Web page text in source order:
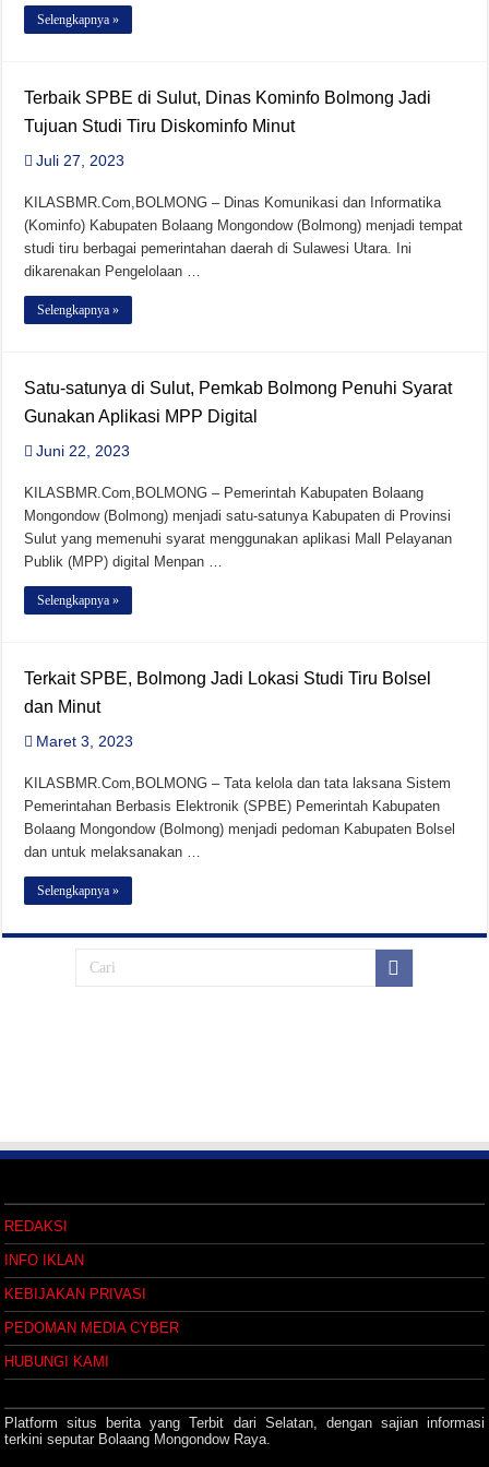
Viko Karinda Resmi Daftar Ketua PWI Bolsel Periode ke-2
Selengkapnya »
Terbaik SPBE di Sulut, Dinas Kominfo Bolmong Jadi
Tujuan Studi Tiru Diskominfo Minut
Juli 27, 2023
KILASBMR.Com,BOLMONG – Dinas Komunikasi dan Informatika
(Kominfo) Kabupaten Bolaang Mongondow (Bolmong) menjadi tempat
studi tiru berbagai pemerintahan daerah di Sulawesi Utara. Ini
dikarenakan Pengelolaan …
Selengkapnya »
Satu-satunya di Sulut, Pemkab Bolmong Penuhi Syarat
Gunakan Aplikasi MPP Digital
Juni 22, 2023
KILASBMR.Com,BOLMONG – Pemerintah Kabupaten Bolaang
Mongondow (Bolmong) menjadi satu-satunya Kabupaten di Provinsi
Sulut yang memenuhi syarat menggunakan aplikasi Mall Pelayanan
Publik (MPP) digital Menpan …
Selengkapnya »
Terkait SPBE, Bolmong Jadi Lokasi Studi Tiru Bolsel
dan Minut
Maret 3, 2023
KILASBMR.Com,BOLMONG – Tata kelola dan tata laksana Sistem
Pemerintahan Berbasis Elektronik (SPBE) Pemerintah Kabupaten
Bolaang Mongondow (Bolmong) menjadi pedoman Kabupaten Bolsel
dan untuk melaksanakan …
Selengkapnya »
REDAKSI
INFO IKLAN
KEBIJAKAN PRIVASI
PEDOMAN MEDIA CYBER
HUBUNGI KAMI
Platform situs berita yang Terbit dari Selatan, dengan sajian informasi
terkini seputar Bolaang Mongondow Raya.